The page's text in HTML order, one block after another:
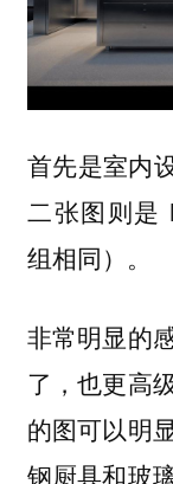
首先是室内
二张图则是
组相同）。
非常明显的
了，也更高
的图可以明
钢厨具和玻